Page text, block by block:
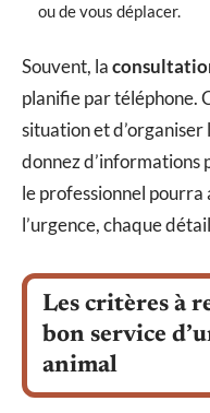
ou de vous déplacer.
Souvent, la
planifie par téléphone.
situation et d’organiser
donnez d’informations
le professionnel
l’urgence, chaque
Les critères à
bon service
animal